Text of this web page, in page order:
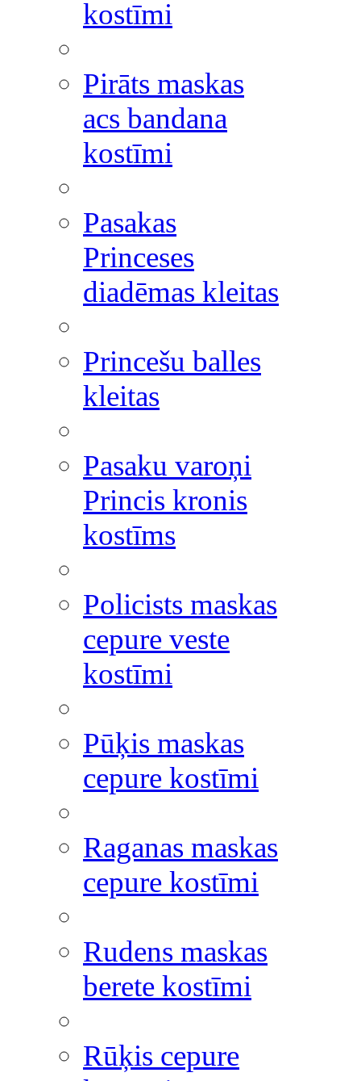
kostīmi
Pirāts maskas
acs bandana
kostīmi
Pasakas
Princeses
diadēmas kleitas
Princešu balles
kleitas
Pasaku varoņi
Princis kronis
kostīms
Policists maskas
cepure veste
kostīmi
Pūķis maskas
cepure kostīmi
Raganas maskas
cepure kostīmi
Rudens maskas
berete kostīmi
Rūķis cepure